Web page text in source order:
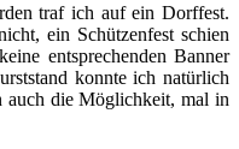
traf ich auf ein Dorffest.
ein Schützenfest schien
entsprechenden Banner
konnte ich natürlich
auch die Möglichkeit, mal in